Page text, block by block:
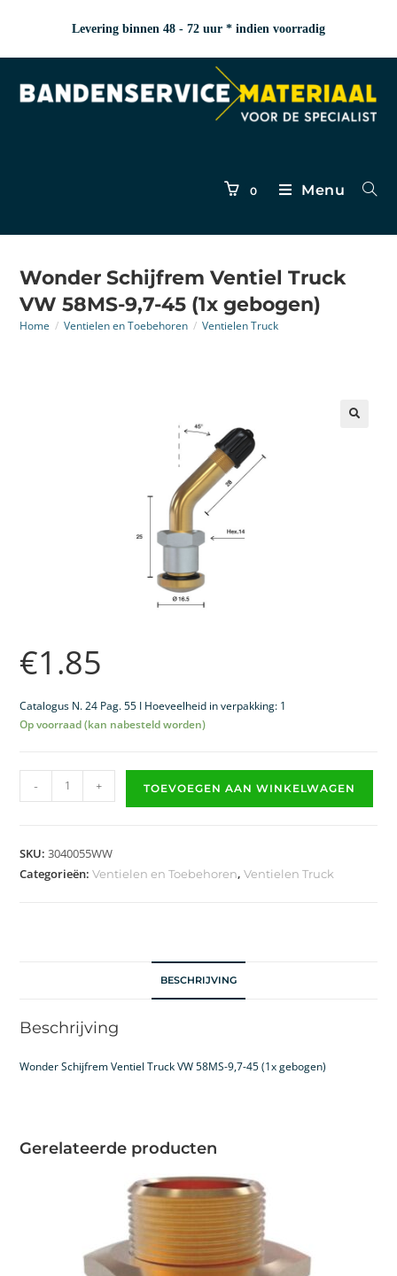
Levering binnen 48 - 72 uur * indien voorradig
0 Menu
Wonder Schijfrem Ventiel Truck
VW 58MS-9,7-45 (1x gebogen)
Home / Ventielen en Toebehoren / Ventielen Truck
€1.85
Catalogus N. 24 Pag. 55 I Hoeveelheid in verpakking: 1
Op voorraad (kan nabesteld worden)
- + TOEVOEGEN AAN WINKELWAGEN
SKU:3040055WW
Categorieën:Ventielen en Toebehoren,Ventielen Truck
BESCHRIJVING
Beschrijving
Wonder Schijfrem Ventiel Truck VW 58MS-9,7-45 (1x gebogen)
Gerelateerde producten